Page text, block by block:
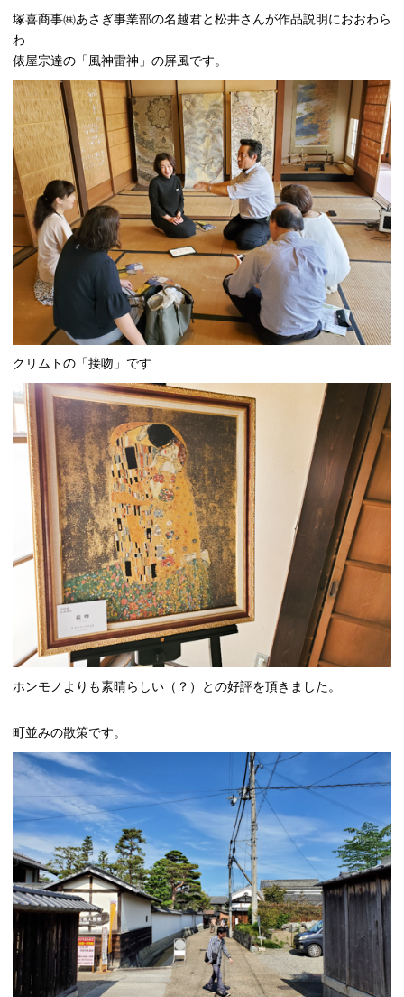
塚喜商事㈱あさぎ事業部の名越君と松井さんが作品説明におおわら
わ
俵屋宗達の「風神雷神」の屏風です。
クリムトの「接吻」です
ホンモノよりも素晴らしい（？）との好評を頂きました。
町並みの散策です。